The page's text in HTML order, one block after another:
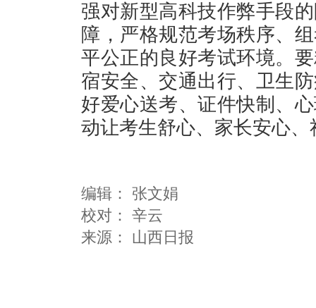
强对新型高科技作弊手段
障，严格规范考场秩序、
平公正的良好考试环境。
宿安全、交通出行、卫生
好爱心送考、证件快制、
动让考生舒心、家长安心、
编辑： 张文娟
校对： 辛云